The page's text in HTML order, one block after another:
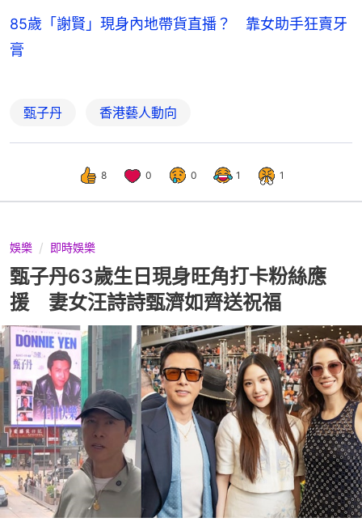
85歲「謝賢」現身內地帶貨直播？ 靠女助手狂賣牙
膏
甄子丹 香港藝人動向
8 0 0 1 1
娛樂 即時娛樂
甄子丹63歲生日現身旺角打卡粉絲應
援 妻女汪詩詩甄濟如齊送祝福